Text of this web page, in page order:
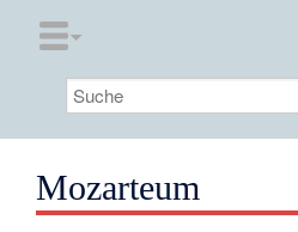
Mozarteum